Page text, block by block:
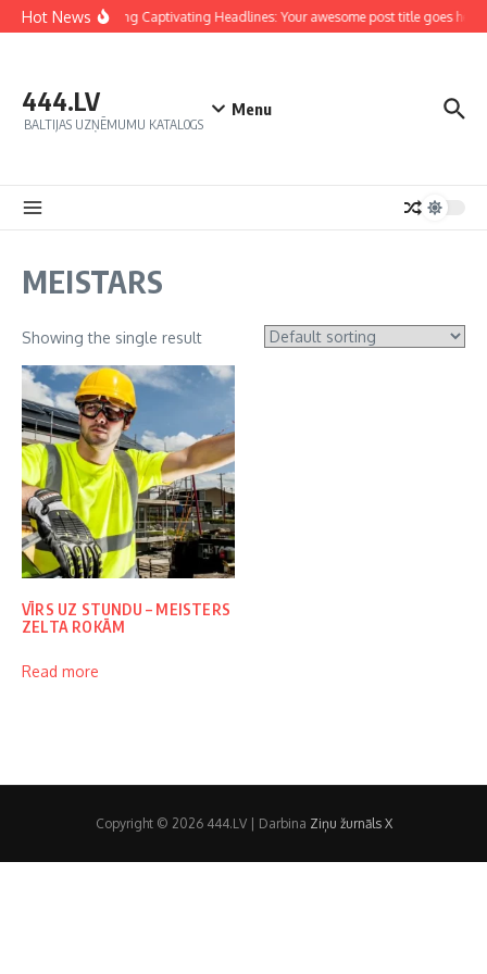
Hot NewsCrafting Captivating Headlines: Your awesome post title goes here
444.LV
BALTIJAS UZŅĒMUMU KATALOGS
Menu
MEISTARS
Showing the single result
VĪRS UZ STUNDU – MEISTERS
ZELTA ROKĀM
Read more
Copyright © 2026 444.LV | Darbina Ziņu žurnāls X